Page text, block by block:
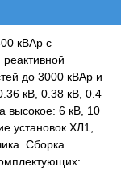
кВАр с
до 3000 кВАр и
кВ, 0.38 кВ, 0.4
высокое: 6 кВ, 10
установок ХЛ1,
Сборка